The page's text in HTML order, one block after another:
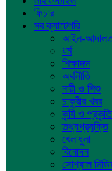
ফিচার
সব ক্যাটেগরি
আইন-
ধর্ম
শিক্ষাঙ্গন
অর্থনীতি
নারী ও শিশু
চাকুরীর খবর
কৃষি ও প্রকৃতি
তথ্যপ্রযুক্তি
খেলাধুলা
বিনোদন
সোশ্যাল